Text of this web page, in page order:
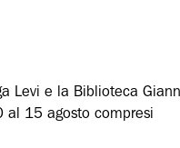
Levi e la Biblioteca
al 15 agosto compresi